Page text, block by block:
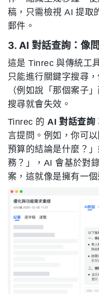
稿，只需檢視 AI 提取
郵件。
3. AI 對話查詢：像
這是 Tinrec 與傳統工
只能進行關鍵字搜尋
（例如說「那個案子
搜尋就會失效。
Tinrec 的 AI 對話查詢
言提問。例如，你可
預算的結論是什麼？
務？」，AI 會基於對
案，這就像是擁有一